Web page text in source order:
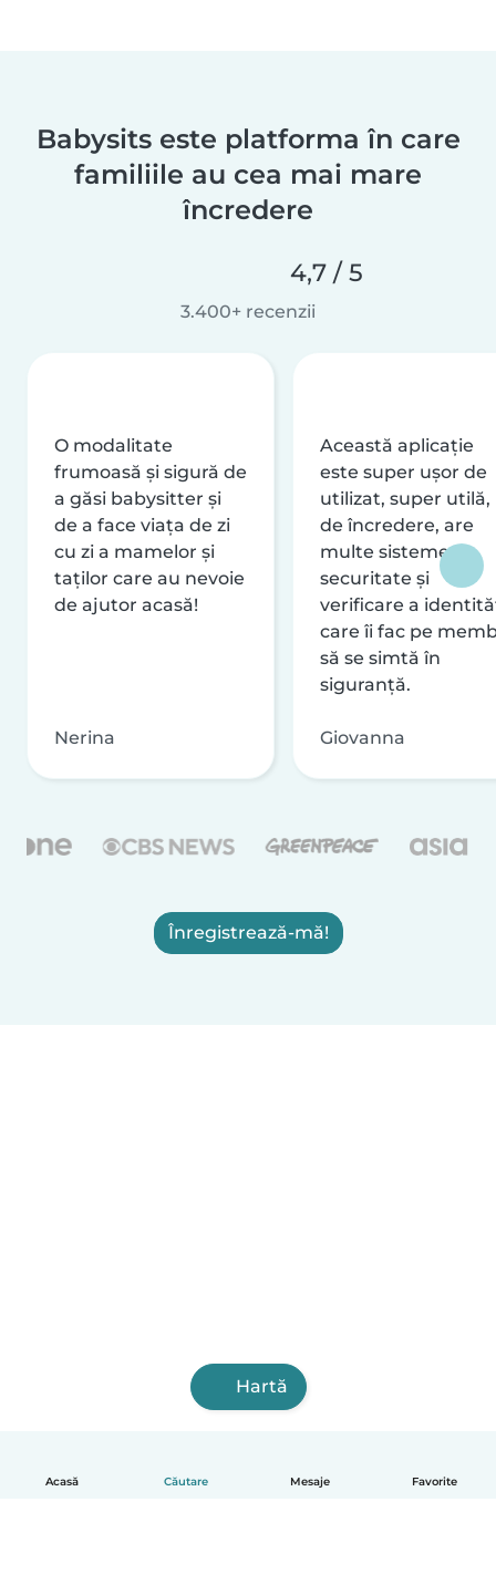
Acasă Căutare Mesaje Favorite
Babysits este platforma în care
familiile au cea mai mare
încredere
4,7 / 5
3.400+ recenzii
O modalitate
frumoasă și sigură de
a găsi babysitter și
de a face viața de zi
cu zi a mamelor și
taților care au nevoie
de ajutor acasă!
Nerina
Această aplicație
este super ușor de
utilizat, super utilă,
de încredere, are
multe sisteme de
securitate și
verificare a
care îi fac pe
să se simtă în
siguranță.
Giovanna
Înregistrează-mă!
Hartă